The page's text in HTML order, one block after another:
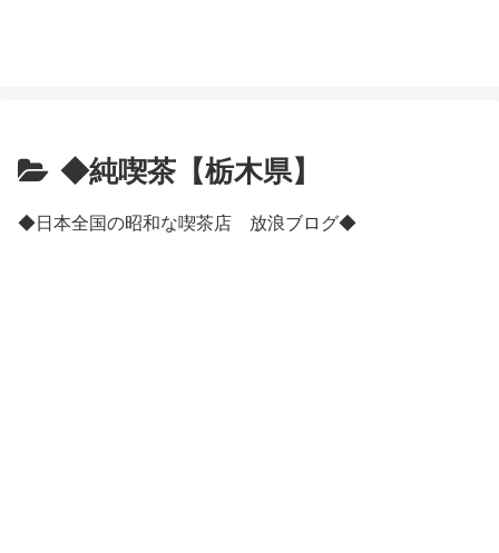
◆純喫茶【栃木県】
◆日本全国の昭和な喫茶店 放浪ブログ◆